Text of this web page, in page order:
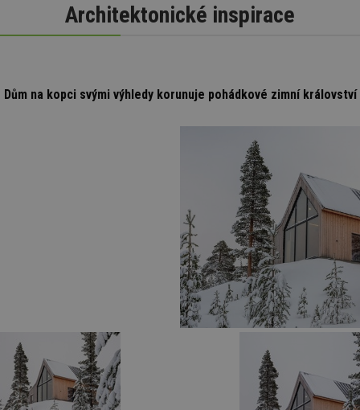
Architektonické inspirace
Dům na kopci svými výhledy korunuje pohádkové zimní království